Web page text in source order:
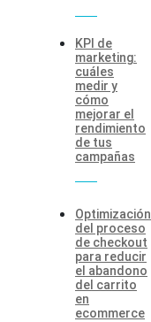
KPI de
marketing:
cuáles
medir y
cómo
mejorar el
rendimiento
de tus
campañas
Optimización
del proceso
de checkout
para reducir
el abandono
del carrito
en
ecommerce